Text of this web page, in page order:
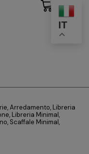
IT
Arredamento, Libreria
Libreria Minimal,
Scaffale Minimal,